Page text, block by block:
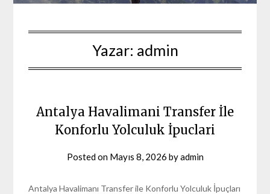
Yazar: admin
Antalya Havalimani Transfer İle
Konforlu Yolculuk İpuclari
Posted on Mayıs 8, 2026 byadmin
Antalya Havalimanı Transfer ile Konforlu Yolculuk İpuçları